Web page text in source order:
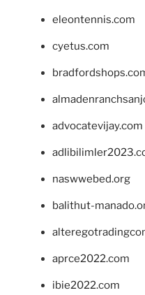
eleontennis.com
cyetus.com
advocatevijay.com
naswwebed.org
balithut-
aprce2022.com
ibie2022.com